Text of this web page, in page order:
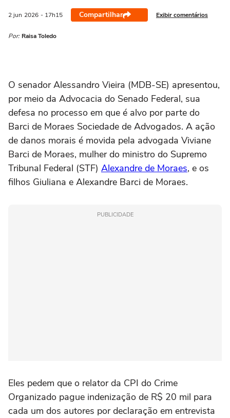
2 jun 2026 - 17h15 Compartilhar Exibir comentários
Por: Raisa Toledo
O senador Alessandro Vieira (MDB-SE) apresentou,
por meio da Advocacia do Senado Federal, sua
defesa no processo em que é alvo por parte do
Barci de Moraes Sociedade de Advogados. A ação
de danos morais é movida pela advogada Viviane
Barci de Moraes, mulher do ministro do Supremo
Tribunal Federal (STF) Alexandre de Moraes, e os
filhos Giuliana e Alexandre Barci de Moraes.
PUBLICIDADE
Eles pedem que o relator da CPI do Crime
Organizado pague indenização de R$ 20 mil para
cada um dos autores por declaração em entrevista